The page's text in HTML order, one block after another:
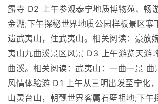
露寺 D2 上午参观泰宁地质博物苑、畅
金湖;下午探秘世界地质公园样板景区寨
遗武夷山，住武夷山。相关阅读：豪放
夷山九曲溪景区风景 D3 上午游览天游
曲溪。相关阅读：武夷山：一曲一景 曲
风情体验游 D1 上午从三明出发至宁化
山灵台山，朝觐世界客属石壁祖地;下午